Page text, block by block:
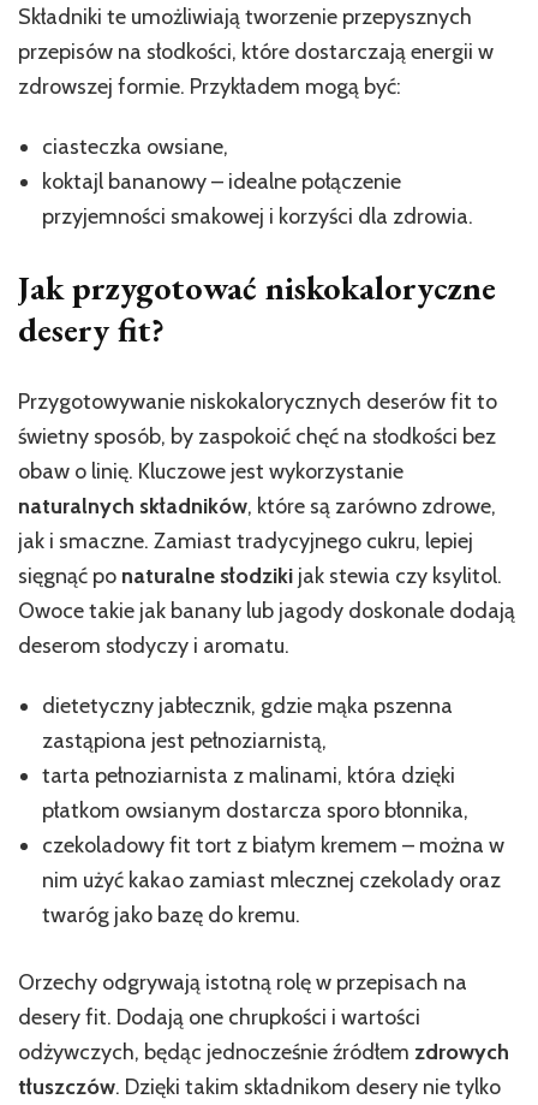
Składniki te umożliwiają tworzenie przepysznych
przepisów na słodkości, które dostarczają energii w
zdrowszej formie. Przykładem mogą być:
ciasteczka owsiane,
koktajl bananowy – idealne połączenie
przyjemności smakowej i korzyści dla zdrowia.
Jak przygotować niskokaloryczne
desery fit?
Przygotowywanie niskokalorycznych deserów fit to
świetny sposób, by zaspokoić chęć na słodkości bez
obaw o linię. Kluczowe jest wykorzystanie
naturalnych składników, które są zarówno zdrowe,
jak i smaczne. Zamiast tradycyjnego cukru, lepiej
sięgnąć po naturalne słodziki jak stewia czy ksylitol.
Owoce takie jak banany lub jagody doskonale dodają
deserom słodyczy i aromatu.
dietetyczny jabłecznik, gdzie mąka pszenna
zastąpiona jest pełnoziarnistą,
tarta pełnoziarnista z malinami, która dzięki
płatkom owsianym dostarcza sporo błonnika,
czekoladowy fit tort z białym kremem – można w
nim użyć kakao zamiast mlecznej czekolady oraz
twaróg jako bazę do kremu.
Orzechy odgrywają istotną rolę w przepisach na
desery fit. Dodają one chrupkości i wartości
odżywczych, będąc jednocześnie źródłem zdrowych
tłuszczów. Dzięki takim składnikom desery nie tylko